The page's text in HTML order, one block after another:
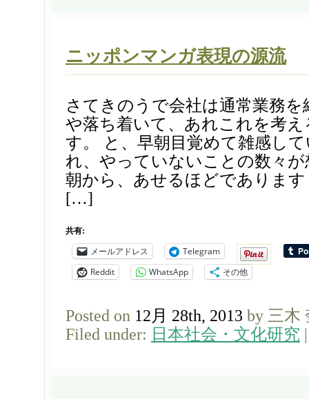
ニッポンマンガ表現の源流
さてきのうで会社は通常業務
や落ち着いて、あれこれを考
す。 と、早朝目覚めて雑感し
れ、やっていないことの数々
朝から、あせるほどでありま
[…]
共有:
メールアドレス
Telegram
Reddit
WhatsApp その他
Posted on 12月 28th, 2013 by 三木
Filed under: 日本社会・文化研究